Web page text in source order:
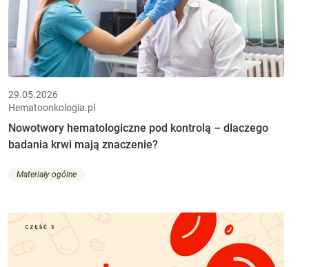
29.05.2026
Hematoonkologia.pl
Nowotwory hematologiczne pod kontrolą – dlaczego
badania krwi mają znaczenie?
Materiały ogólne